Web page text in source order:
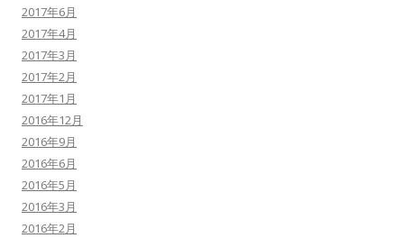
2017年6月
2017年4月
2017年3月
2017年2月
2017年1月
2016年12月
2016年9月
2016年6月
2016年5月
2016年3月
2016年2月